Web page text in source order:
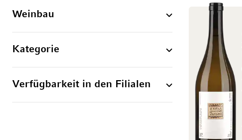
Weinbau
Kategorie
Verfügbarkeit in den Filialen